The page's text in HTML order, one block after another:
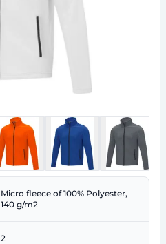
Micro fleece of 100% Polyester,
140 g/m2
2